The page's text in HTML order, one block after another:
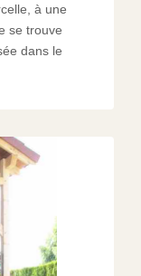
à une
se trouve
dans le